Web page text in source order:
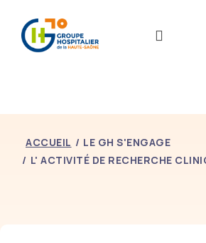
ACCUEIL
LE GH S'ENGAGE
L' ACTIVITÉ DE RECHERCHE